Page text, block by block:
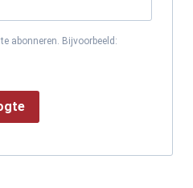
abonneren. Bijvoorbeeld: